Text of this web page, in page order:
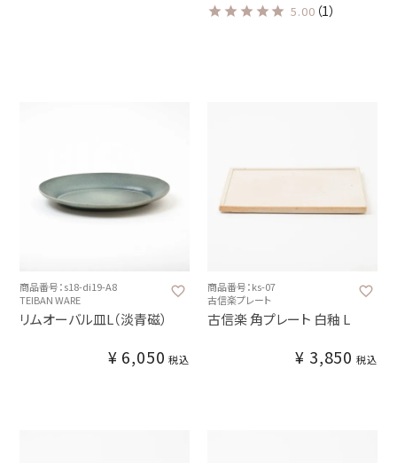
5.00 （1）
商品番号：s18-di19-A8
TEIBAN WARE
リムオーバル皿L（淡青磁）
¥ 6,050 税込
商品番号：ks-07
古信楽プレート
古信楽 角プレート 白釉 L
¥ 3,850 税込